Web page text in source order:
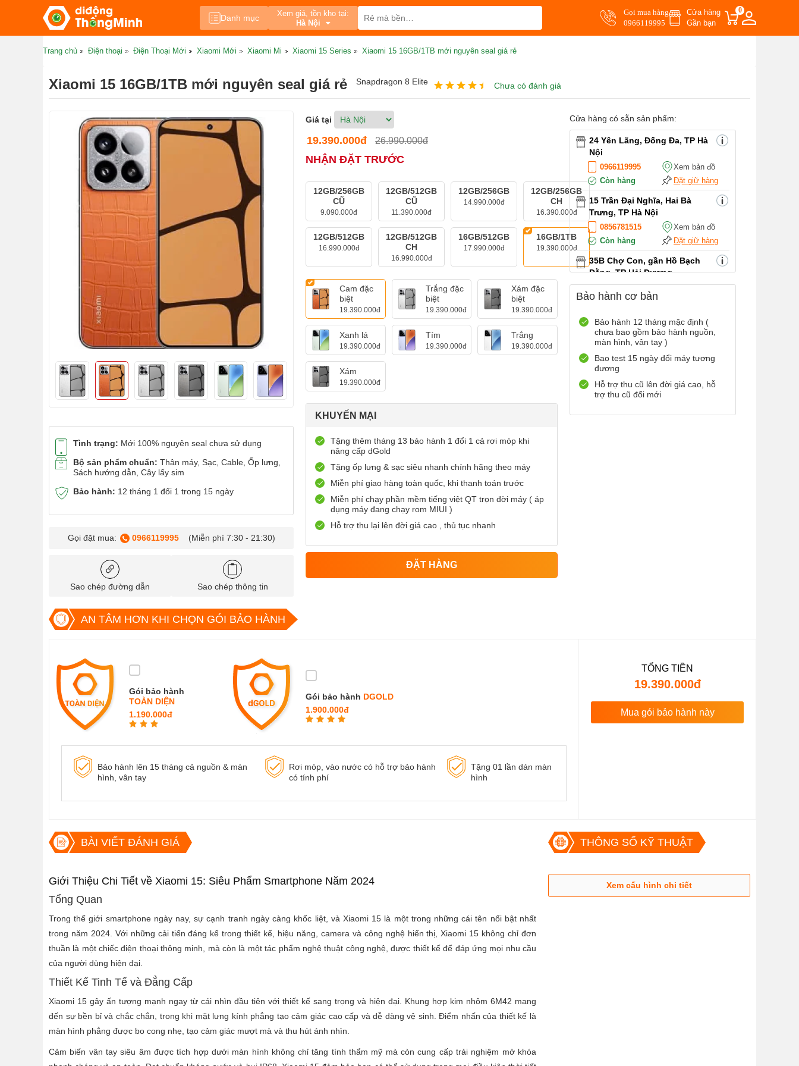
Danh mục
Xem giá, tồn kho tại:
Hà Nội
Gọi mua hàng
0966119995
Cửa hàng
Gần bạn
0
Trang chủ Điện thoại Điện Thoại Mới Xiaomi Mới Xiaomi Mi Xiaomi 15 Series Xiaomi 15 16GB/1TB mới nguyên seal giá rẻ
Xiaomi 15 16GB/1TB mới nguyên seal giá rẻ Snapdragon 8 Elite Chưa có đánh giá
Tình trạng: Mới 100% nguyên seal chưa sử dụng
Bộ sản phẩm chuẩn: Thân máy, Sạc, Cable, Ốp lưng,
Sách hướng dẫn, Cây lấy sim
Bảo hành: 12 tháng 1 đổi 1 trong 15 ngày
Gọi đặt mua: 0966119995 (Miễn phí 7:30 - 21:30)
Sao chép đường dẫn Sao chép thông tin
Giá tại
19.390.000đ 26.990.000đ
NHẬN ĐẶT TRƯỚC
12GB/256GB
CŨ
9.090.000đ
12GB/512GB
CŨ
11.390.000đ
12GB/256GB
14.990.000đ
12GB/256GB
CH
16.390.000đ
12GB/512GB
16.990.000đ
12GB/512GB
CH
16.990.000đ
16GB/512GB
17.990.000đ
16GB/1TB
19.390.000đ
Cam đặc
biệt
19.390.000đ
Trắng đặc
biệt
19.390.000đ
Xám đặc
biệt
19.390.000đ
Xanh lá
19.390.000đ
Tím
19.390.000đ
Trắng
19.390.000đ
Xám
19.390.000đ
KHUYẾN MẠI
Tặng thêm tháng 13 bảo hành 1 đổi 1 cả rơi móp khi
nâng cấp dGold
Tặng ốp lưng & sạc siêu nhanh chính hãng theo máy
Miễn phí giao hàng toàn quốc, khi thanh toán trước
Miễn phí chạy phần mềm tiếng việt QT trọn đời máy ( áp
dụng máy đang chạy rom MIUI )
Hỗ trợ thu lại lên đời giá cao , thủ tục nhanh
ĐẶT HÀNG
Cửa hàng có sẵn sản phẩm:
24 Yên Lãng, Đống Đa, TP Hà
Nội
0966119995
Xem bản đồ
Còn hàng
Đặt giữ hàng
15 Trần Đại Nghĩa, Hai Bà
Trưng, TP Hà Nội
0856781515
Xem bản đồ
Còn hàng
Đặt giữ hàng
35B Chợ Con, gần Hồ Bạch
Đằng, TP Hải Dương
0899965566
Xem bản đồ
Còn hàng
12 Điện Biên Phủ, TP Hải
Phòng
0916551212
Còn hàng
Đặt giữ hàng
Số 72 Trần Thành Ngọ,TP Hải
Phòng
Bảo hành cơ bản
Bảo hành 12 tháng mặc định (
chưa bao gồm bảo hành nguồn,
màn hình, vân tay )
Bao test 15 ngày đổi máy tương
đương
Hỗ trợ thu cũ lên đời giá cao, hỗ
trợ thu cũ đổi mới
AN TÂM HƠN KHI CHỌN GÓI BẢO HÀNH
Gói bảo hành
TOÀN DIỆN
1.190.000đ
Gói bảo hành DGOLD
1.900.000đ
Bảo hành lên 15 tháng cả nguồn & màn
hình, vân tay
Rơi móp, vào nước có hỗ trợ bảo hành
có tính phí
Tặng 01 lần dán màn
hình
TỔNG TIỀN
19.390.000đ
Mua gói bảo hành này
BÀI VIẾT ĐÁNH GIÁ
Giới Thiệu Chi Tiết về Xiaomi 15: Siêu Phẩm Smartphone Năm 2024
Tổng Quan
Trong thế giới smartphone ngày nay, sự cạnh tranh ngày càng khốc liệt, và Xiaomi 15 là một trong những cái tên nổi bật nhất
trong năm 2024. Với những cải tiến đáng kể trong thiết kế, hiệu năng, camera và công nghệ hiển thị, Xiaomi 15 không chỉ đơn
thuần là một chiếc điện thoại thông minh, mà còn là một tác phẩm nghệ thuật công nghệ, được thiết kế để đáp ứng mọi nhu cầu
của người dùng hiện đại.
Thiết Kế Tinh Tế và Đẳng Cấp
Xiaomi 15 gây ấn tượng mạnh ngay từ cái nhìn đầu tiên với thiết kế sang trọng và hiện đại. Khung hợp kim nhôm 6M42 mang
đến sự bền bỉ và chắc chắn, trong khi mặt lưng kính phẳng tạo cảm giác cao cấp và dễ dàng vệ sinh. Điểm nhấn của thiết kế là
màn hình phẳng được bo cong nhẹ, tạo cảm giác mượt mà và thu hút ánh nhìn.
Cảm biến vân tay siêu âm được tích hợp dưới màn hình không chỉ tăng tính thẩm mỹ mà còn cung cấp trải nghiệm mở khóa
THÔNG SỐ KỸ THUẬT
Xem cấu hình chi tiết